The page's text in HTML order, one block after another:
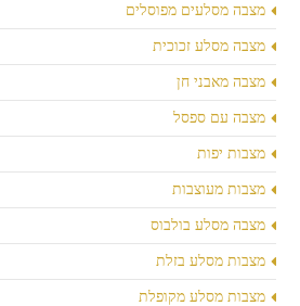
מצבה מסלעים מפוסלים
מצבה מסלע זכוכית
מצבה מאבני חן
מצבה עם ספסל
מצבות יפות
מצבות מעוצבות
מצבה מסלע בולבוס
מצבות מסלע בזלת
מצבות מסלע מקופלת